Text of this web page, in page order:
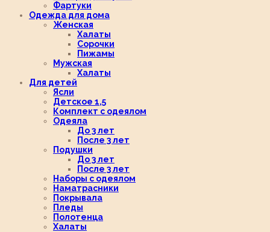
Фартуки
Одежда для дома
Женская
Халаты
Сорочки
Пижамы
Мужская
Халаты
Для детей
Ясли
Детское 1,5
Комплект с одеялом
Одеяла
До 3 лет
После 3 лет
Подушки
До 3 лет
После 3 лет
Наборы с одеялом
Наматрасники
Покрывала
Пледы
Полотенца
Халаты